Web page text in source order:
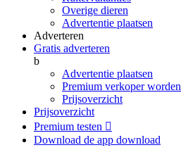
Overige dieren
Advertentie plaatsen
Adverteren
Gratis adverteren
b
Advertentie plaatsen
Premium verkoper worden
Prijsoverzicht
Prijsoverzicht
Premium testen 
Download de app download